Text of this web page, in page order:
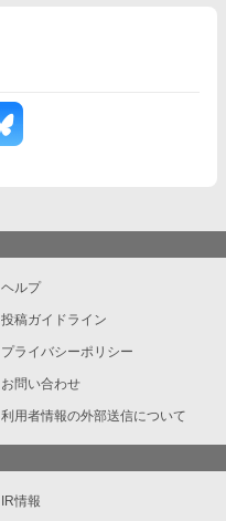
ヘルプ
投稿ガイドライン
プライバシーポリシー
お問い合わせ
利用者情報の外部送信について
IR情報